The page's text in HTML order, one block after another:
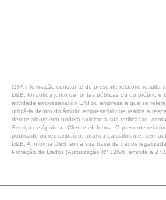
(1) A informação constante do presente relatório resulta
D&B, foi obtida junto de fontes públicas ou do próprio e
atividade empresarial do ENI ou empresa a que se
utilizá-la dentro do âmbito empresarial que realiza a
detete algum erro poderá solicitar a sua retificação,
Serviço de Apoio ao Cliente eInforma. O presente
publicado ou redistribuído, total ou parcialmente, sem
D&B. A Informa D&B tem a sua base de dados
Proteção de Dados (Autorização Nº 32/96, emitida a 27/